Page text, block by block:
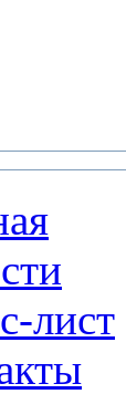
лист